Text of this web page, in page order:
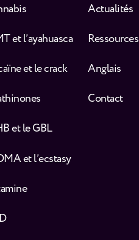
et l’ayahuasca
et le crack
et le GBL
et l’ecstasy
Actualités
Ressources
Anglais
Contact